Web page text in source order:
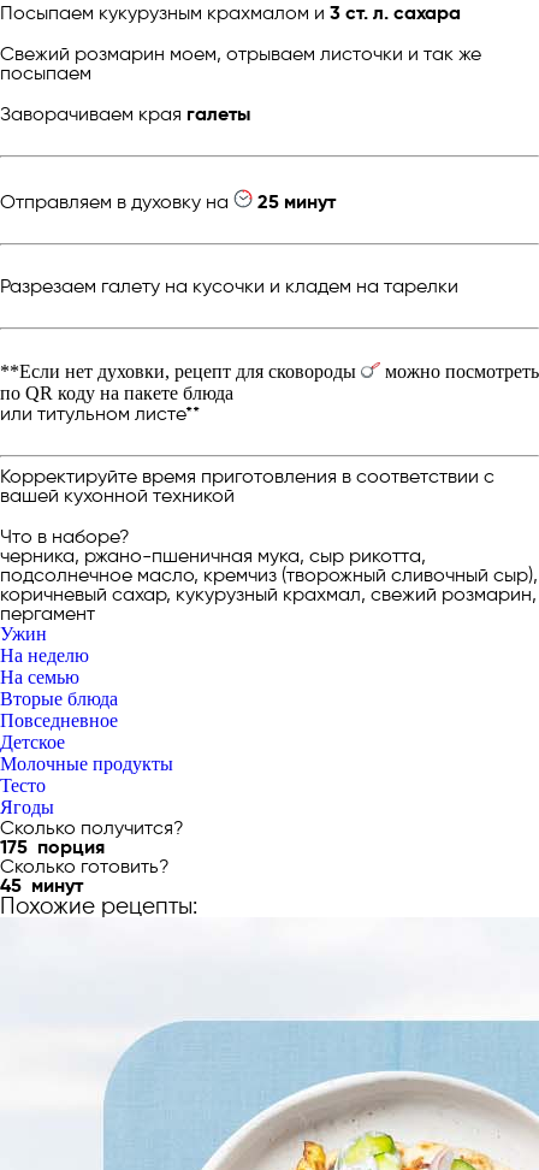
Посыпаем кукурузным крахмалом и 3 ст. л. сахара
Свежий розмарин моем, отрываем листочки и так же
посыпаем
Заворачиваем края галеты
Отправляем в духовку на 25 минут
Разрезаем галету на кусочки и кладем на тарелки
**Если нет духовки, рецепт для сковороды
можно посмотреть
по QR коду на пакете блюда
или титульном листе**
Корректируйте время приготовления в соответствии с
вашей кухонной техникой
Что в наборе?
черника, ржано-пшеничная мука, сыр рикотта,
подсолнечное масло, кремчиз (творожный сливочный сыр),
коричневый сахар, кукурузный крахмал, свежий розмарин,
пергамент
Ужин
На неделю
На семью
Вторые блюда
Повседневное
Детское
Молочные продукты
Тесто
Ягоды
Сколько получится?
175 порция
Сколько готовить?
45 минут
Похожие рецепты: